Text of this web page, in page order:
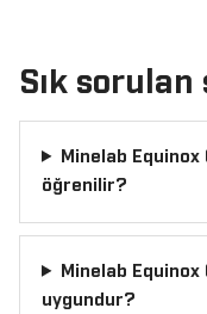
Sık
Minelab
öğrenilir?
Minelab Equinox
uygundur?